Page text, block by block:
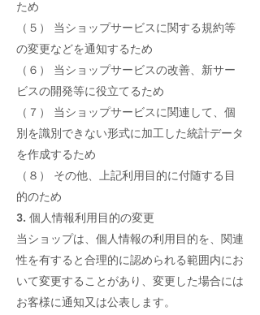
ため
（５） 当ショップサービスに関する規約等
の変更などを通知するため
（６） 当ショップサービスの改善、新サー
ビスの開発等に役立てるため
（７） 当ショップサービスに関連して、個
別を識別できない形式に加工した統計データ
を作成するため
（８） その他、上記利用目的に付随する目
的のため
3. 個人情報利用目的の変更
当ショップは、個人情報の利用目的を、関連
性を有すると合理的に認められる範囲内にお
いて変更することがあり、変更した場合には
お客様に通知又は公表します。